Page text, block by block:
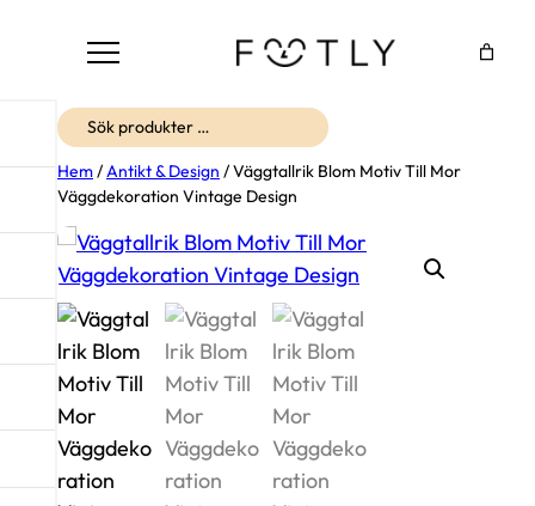
Sök
Hem / Antikt & Design / Väggtallrik Blom Motiv Till Mor
Väggdekoration Vintage Design